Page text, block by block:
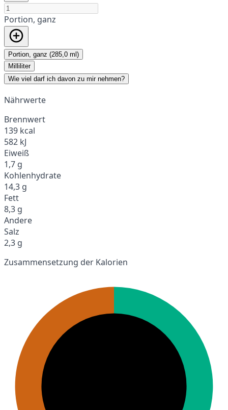
Portion, ganz
Portion, ganz (285,0 ml)
Milliliter
Wie viel darf ich davon zu mir nehmen?
Nährwerte
Brennwert
139 kcal
582 kJ
Eiweiß
1,7 g
Kohlenhydrate
14,3 g
Fett
8,3 g
Andere
Salz
2,3 g
Zusammensetzung der Kalorien